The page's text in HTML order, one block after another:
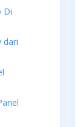
Di
dari